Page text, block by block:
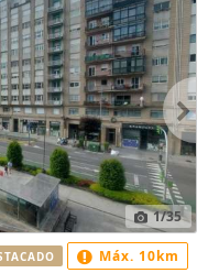
1/35
Máx. 10km